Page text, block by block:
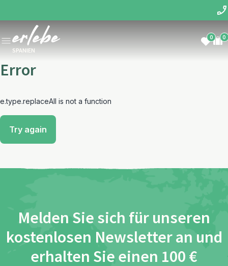
SPANIEN
0 0
Error
e.type.replaceAll is not a function
Try again
Melden Sie sich für unseren
kostenlosen Newsletter an und
erhalten Sie einen 100 €